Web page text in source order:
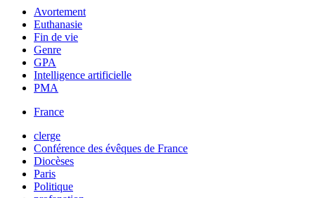
Avortement
Euthanasie
Fin de vie
Genre
GPA
Intelligence artificielle
PMA
France
clerge
Conférence des évêques de France
Diocèses
Paris
Politique